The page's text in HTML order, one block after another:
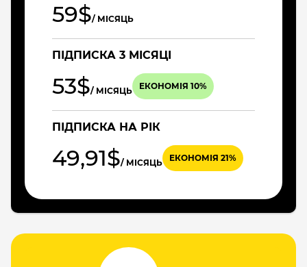
59$/ МІСЯЦЬ
ПІДПИСКА 3 МІСЯЦІ
53$/ МІСЯЦЬ ЕКОНОМІЯ 10%
ПІДПИСКА НА РІК
49,91$/ МІСЯЦЬ ЕКОНОМІЯ 21%